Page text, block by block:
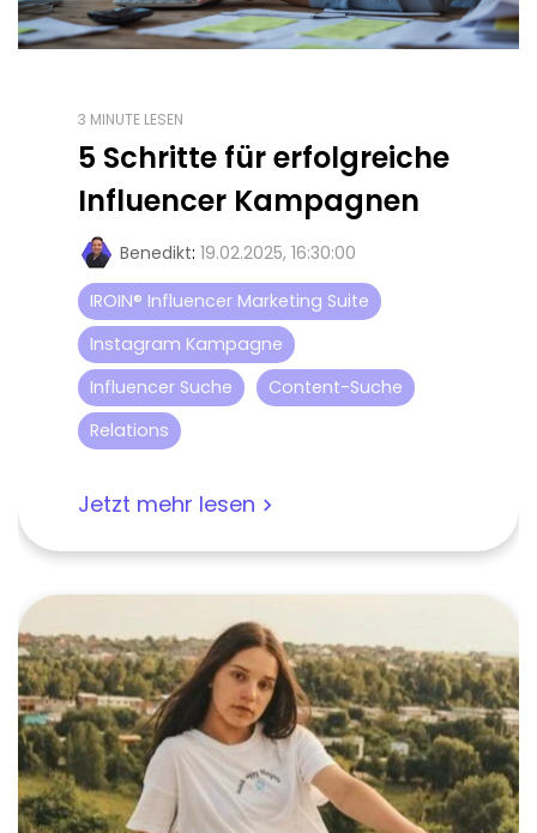
3 MINUTE LESEN
5 Schritte für erfolgreiche
Influencer Kampagnen
Benedikt: 19.02.2025, 16:30:00
IROIN® Influencer Marketing Suite
Instagram Kampagne
Influencer Suche
Content-Suche
Relations
Jetzt mehr lesen